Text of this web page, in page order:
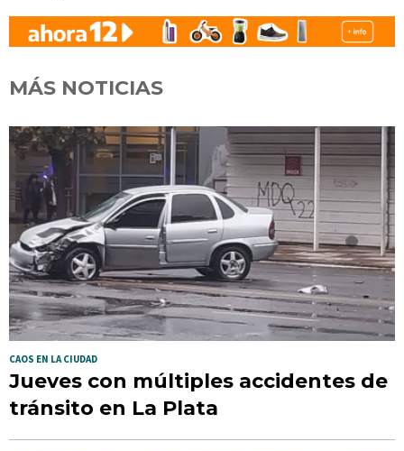
MÁS NOTICIAS
CAOS EN LA CIUDAD
Jueves con múltiples accidentes de
tránsito en La Plata